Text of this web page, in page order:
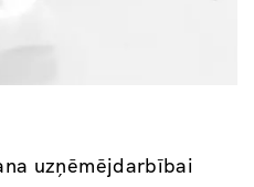
uzņēmējdarbībai